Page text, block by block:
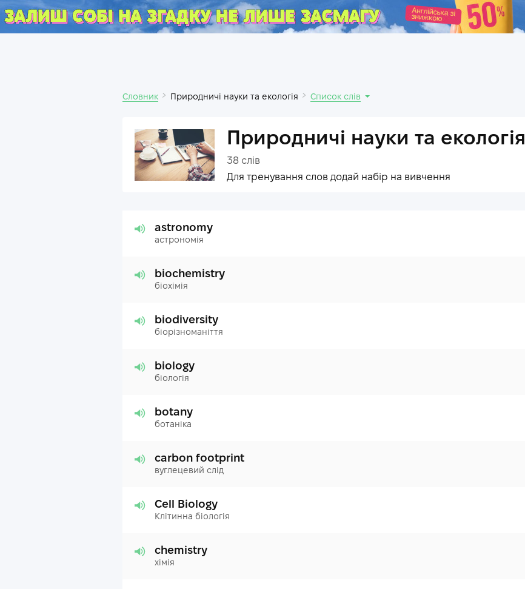
.
Словник Природничі науки та екологія Список слів
Природничі науки та екологія
38 слів
Для тренування слов додай набір на вивчення
astronomy
астрономія
biochemistry
біохімія
biodiversity
біорізноманіття
biology
біологія
botany
ботаніка
carbon footprint
вуглецевий слід
Cell Biology
Клітинна біологія
chemistry
хімія